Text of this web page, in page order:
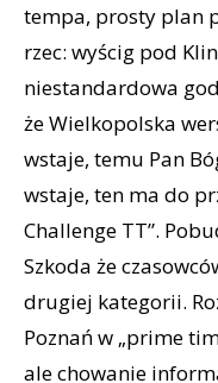
tempa, prosty plan
rzec: wyścig pod
niestandardowa
że Wielkopolska
wstaje, temu Pan
wstaje, ten ma do
Challenge TT”.
Szkoda że
drugiej kategorii.
Poznań w „prime
ale chowanie